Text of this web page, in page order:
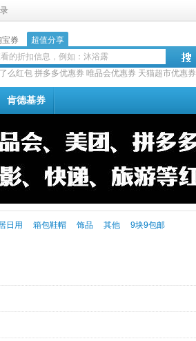
宝券 超值分享
么红包 拼多多优惠券 唯品会优惠券 天猫超市优惠券
肯德基券
日用 箱包鞋帽 饰品 其他 9块9包邮